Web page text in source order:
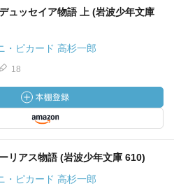
ュッセイア物語 上 (岩波少年文庫
・ピカード 高杉一郎
18
リアス物語 (岩波少年文庫 610)
・ピカード 高杉一郎